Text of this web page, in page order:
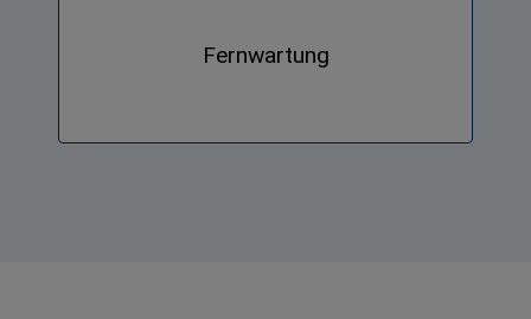
Fernwartung